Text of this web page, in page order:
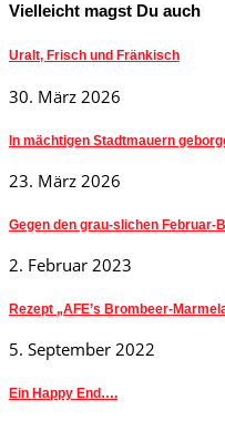
Vielleicht magst Du auch
Uralt, Frisch und Fränkisch
30. März 2026
In mächtigen Stadtmauern
23. März 2026
Gegen den grau-slichen
2. Februar 2023
Rezept „AFE’s Brombeer-
5. September 2022
Ein Happy End….